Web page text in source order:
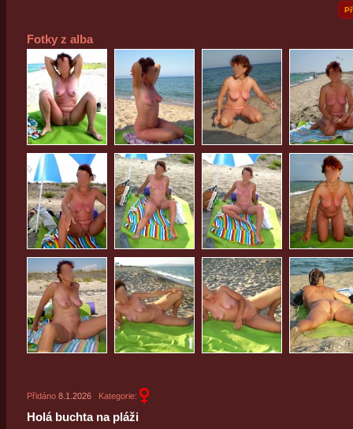
Fotky z alba
Přidáno 8.1.2026 Kategorie:
Holá buchta na pláži